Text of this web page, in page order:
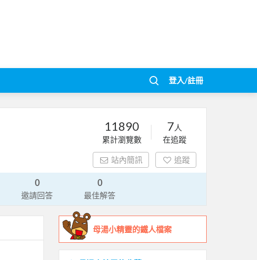
登入/註冊
11890
累計瀏覽數
7 人
在追蹤
站內簡訊 追蹤
0
邀請回答
0
最佳解答
母湯小精靈的鐵人檔案